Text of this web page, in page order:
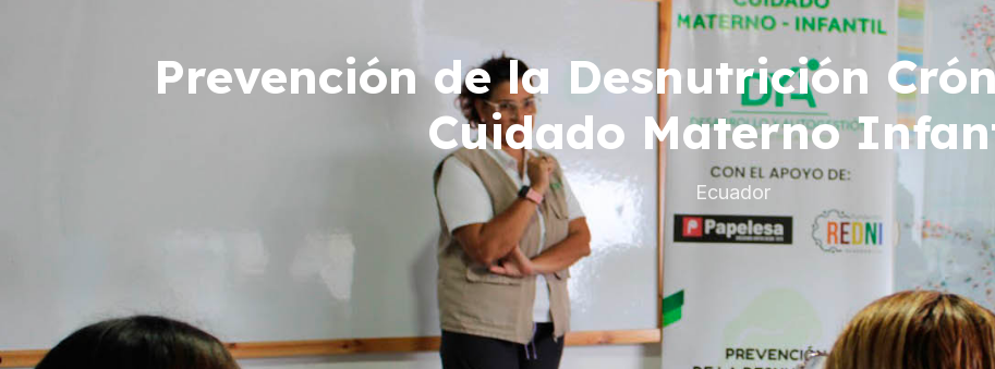
Prevención de la Desnutrición
Cuidado Materno
Ecuador